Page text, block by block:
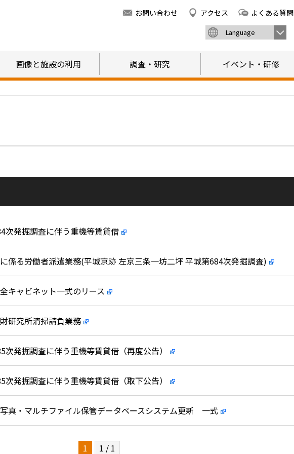
お問い合わせ アクセス よくある質問
Language
画像と施設の利用 調査・研究 イベント・研修
次発掘調査に伴う重機等賃貸借
係る労働者派遣業務(平城京跡 左京三条一坊二坪 平城第684次発掘調査)
キャビネット一式のリース
研究所清掃請負業務
次発掘調査に伴う重機等賃貸借（再度公告）
次発掘調査に伴う重機等賃貸借（取下公告）
真・マルチファイル保管データベースシステム更新 一式
1 1 / 1